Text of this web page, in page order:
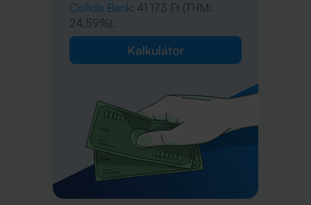
Cofidis Bank: 41 173 Ft (THM:
24,59%).
Kalkulátor